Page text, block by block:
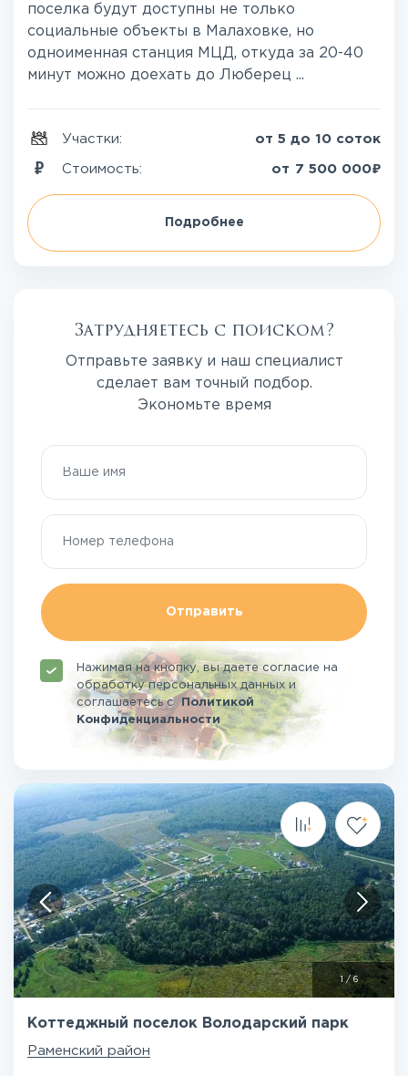
поселка будут доступны не только
социальные объекты в Малаховке, но
одноименная станция МЦД, откуда за 20-40
минут можно доехать до Люберец ...
Участки: от 5 до 10 соток
Стоимость: от 7 500 000₽
Подробнее
Затрудняетесь с поиском?
Отправьте заявку и наш специалист
сделает вам точный подбор.
Экономьте время
Отправить
Нажимая на кнопку, вы даете согласие на
обработку персональных данных и
соглашаетесьсПолитикой
Конфиденциальности
/6
Коттеджный поселок Володарский парк
Раменский район